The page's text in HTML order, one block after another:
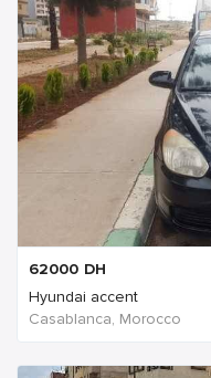
62000 DH
Hyundai accent
Casablanca, Morocco